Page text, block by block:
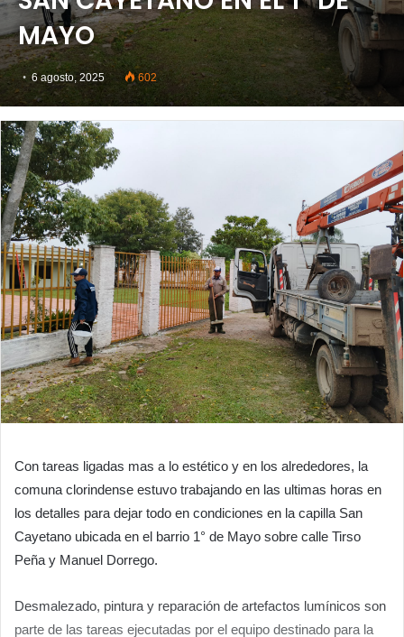
MAYO
6 agosto, 2025 602
Con tareas ligadas mas a lo estético y en los alrededores, la
comuna clorindense estuvo trabajando en las ultimas horas en
los detalles para dejar todo en condiciones en la capilla San
Cayetano ubicada en el barrio 1° de Mayo sobre calle Tirso
Peña y Manuel Dorrego.
Desmalezado, pintura y reparación de artefactos lumínicos son
parte de las tareas ejecutadas por el equipo destinado para la